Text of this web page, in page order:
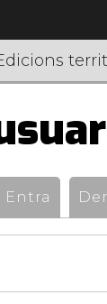
Entra